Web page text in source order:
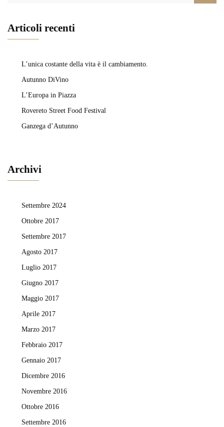
Articoli recenti
L’unica costante della vita è il cambiamento.
Autunno DiVino
L’Europa in Piazza
Rovereto Street Food Festival
Ganzega d’Autunno
Archivi
Settembre 2024
Ottobre 2017
Settembre 2017
Agosto 2017
Luglio 2017
Giugno 2017
Maggio 2017
Aprile 2017
Marzo 2017
Febbraio 2017
Gennaio 2017
Dicembre 2016
Novembre 2016
Ottobre 2016
Settembre 2016